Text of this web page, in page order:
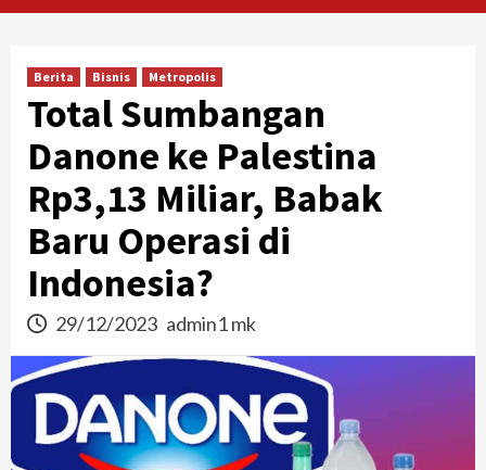
Berita Bisnis Metropolis
Total Sumbangan
Danone ke Palestina
Rp3,13 Miliar, Babak
Baru Operasi di
Indonesia?
29/12/2023 admin1 mk